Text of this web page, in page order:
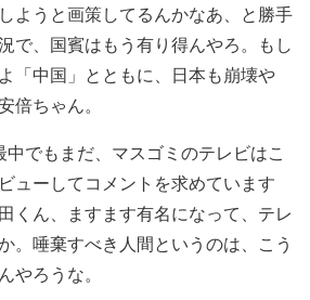
ようと画策してるんかなあ、と勝手
で、国賓はもう有り得んやろ。もし
「中国」とともに、日本も崩壊や
倍ちゃん。
でもまだ、マスゴミのテレビはこ
ューしてコメントを求めています
くん、ますます有名になって、テレ
。唾棄すべき人間というのは、こう
やろうな。